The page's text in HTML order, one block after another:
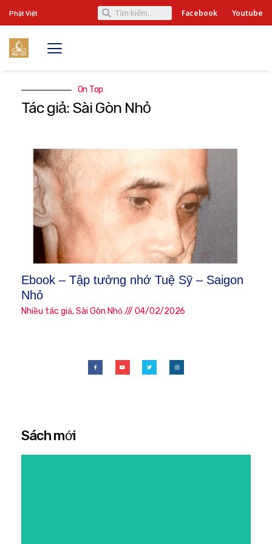
Phật Việt Facebook Youtube
On Top
Tác giả: Sài Gòn Nhỏ
Ebook – Tập tưởng nhớ Tuệ Sỹ – Saigon
Nhỏ
Nhiều tác giả,Sài Gòn Nhỏ 04/02/2026
Sách mới